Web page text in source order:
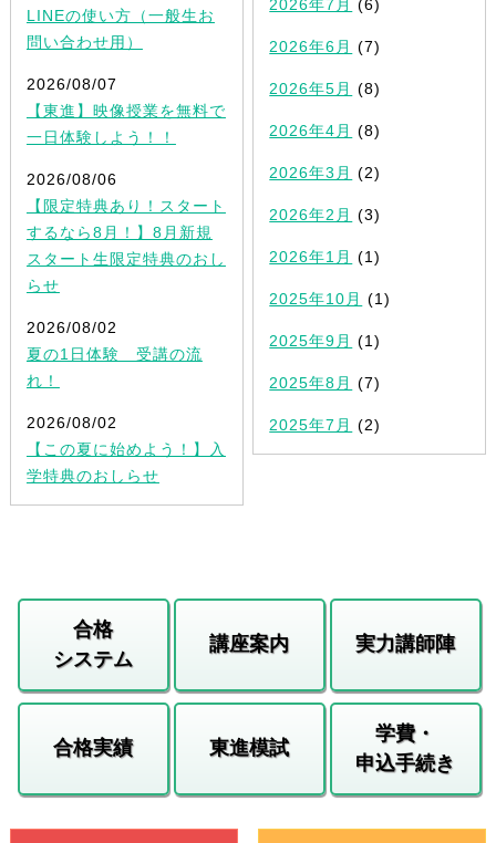
LINEの使い方（一般生お
問い合わせ用）
2026/08/07
【東進】映像授業を無料で
一日体験しよう！！
2026/08/06
【限定特典あり！スタート
するなら8月！】8月新規
スタート生限定特典のおし
らせ
2026/08/02
夏の1日体験 受講の流
れ！
2026/08/02
【この夏に始めよう！】入
学特典のおしらせ
2026年7月 (6)
2026年6月 (7)
2026年5月 (8)
2026年4月 (8)
2026年3月 (2)
2026年2月 (3)
2026年1月 (1)
2025年10月 (1)
2025年9月 (1)
2025年8月 (7)
2025年7月 (2)
合格
システム
講座案内 実力講師陣
合格実績 東進模試
学費・
申込手続き